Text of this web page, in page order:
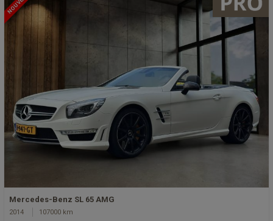
Mercedes-Benz SL 65 AMG
2014 107000 km